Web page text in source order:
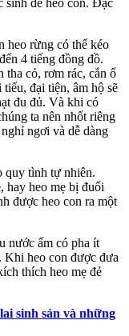
sinh đẻ heo con. Đặc
heo rừng có thể kéo
4 tiếng đồng đồ.
tha cỏ, rơm rác, cắn ổ
đại tiện, âm hộ sẽ
đu đủ. Và khi có
ta nên nhốt riêng
ngơi và dễ dàng
quy tình tự nhiên.
hay heo mẹ bị đuối
được heo con ra một
nước ấm có pha ít
Khi heo con được đưa
thích heo mẹ đẻ
sinh sản và những